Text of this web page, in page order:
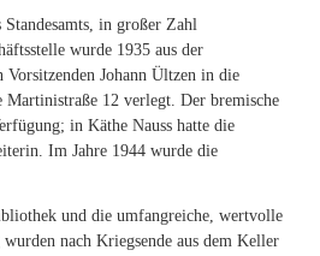
Standesamts, in großer Zahl
wurde 1935 aus der
Vorsitzenden Johann Ültzen in die
12 verlegt. Der bremische
in Käthe Nauss hatte die
Im Jahre 1944 wurde die
und die umfangreiche, wertvolle
nach Kriegsende aus dem Keller